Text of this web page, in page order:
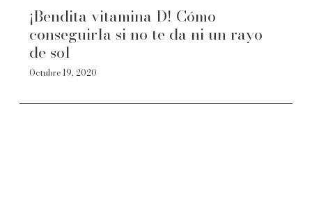
¡Bendita vitamina D! Cómo
conseguirla si no te da ni un rayo
de sol
Octubre 19, 2020